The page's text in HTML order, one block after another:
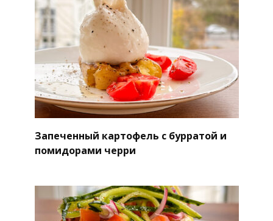
Запеченный картофель с бурратой и
помидорами черри